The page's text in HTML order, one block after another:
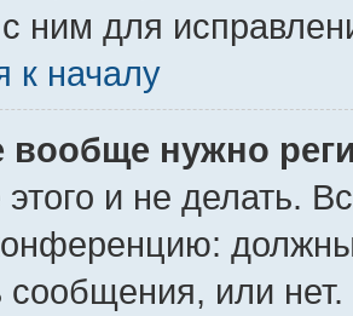
ним для
к началу
вообще нужно
и не делать.
или